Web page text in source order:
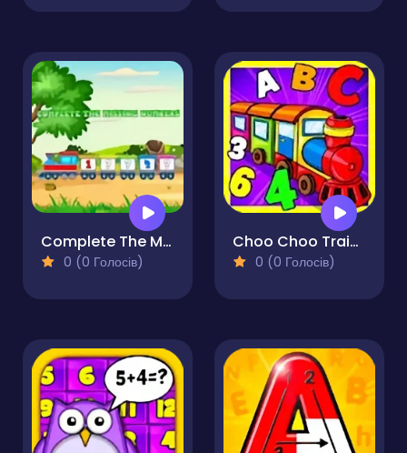
Complete The Missing Numbers
0 (0 Голосів)
Choo Choo Train for Kids
0 (0 Голосів)